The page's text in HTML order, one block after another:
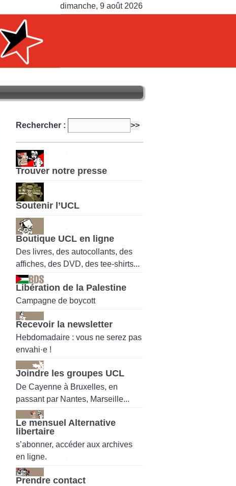
dimanche, 9 août 2026
Rechercher :
Trouver notre presse
Soutenir l’UCL
Boutique UCL en ligne
Des livres, des autocollants, des
affiches, des DVD, des tee-shirts...
Libération de la Palestine
Campagne de boycott
Recevoir la newsletter
Hebdomadaire : vous ne serez pas
envahi·e !
Joindre les groupes UCL
De Cayenne à Bruxelles, en
passant par Nantes, Marseille...
Le mensuel Alternative
libertaire
s’abonner, accéder aux archives
en ligne.
Prendre contact